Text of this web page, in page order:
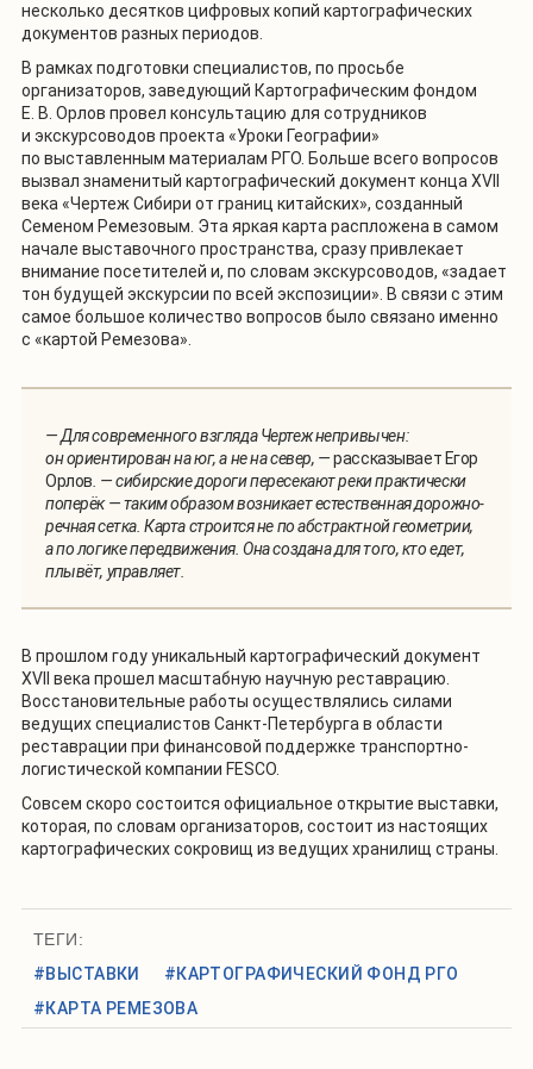
несколько десятков цифровых копий картографических
документов разных периодов.
В рамках подготовки специалистов, по просьбе
организаторов, заведующий Картографическим фондом
Е. В. Орлов провел консультацию для сотрудников
и экскурсоводов проекта «Уроки Географии»
по выставленным материалам РГО. Больше всего вопросов
вызвал знаменитый картографический документ конца XVII
века «Чертеж Сибири от границ китайских», созданный
Семеном Ремезовым. Эта яркая карта распложена в самом
начале выставочного пространства, сразу привлекает
внимание посетителей и, по словам экскурсоводов, «задает
тон будущей экскурсии по всей экспозиции». В связи с этим
самое большое количество вопросов было связано именно
с «картой Ремезова».
— Для современного взгляда Чертеж непривычен:
он ориентирован на юг, а не на север, —рассказывает Егор
Орлов . — сибирские дороги пересекают реки практически
поперёк — таким образом возникает естественная дорожно-
речная сетка. Карта строится не по абстрактной геометрии,
а по логике передвижения. Она создана для того, кто едет,
плывёт, управляет.
В прошлом году уникальный картографический документ
XVII века прошел масштабную научную реставрацию.
Восстановительные работы осуществлялись силами
ведущих специалистов Санкт-Петербурга в области
реставрации при финансовой поддержке транспортно-
логистической компании FESCO
Совсем скоро состоится официальное открытие выставки,
которая, по словам организаторов, состоит из настоящих
картографических сокровищ из ведущих хранилищ страны.
ТЕГИ:
#ВЫСТАВКИ
#КАРТОГРАФИЧЕСКИЙ ФОНД РГО
#КАРТА РЕМЕЗОВА